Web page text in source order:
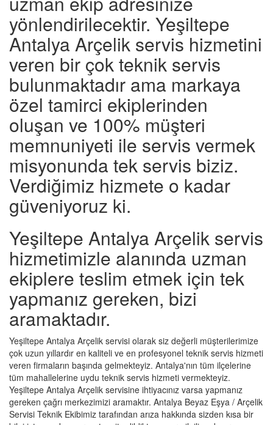
yönlendirilecektir. Yeşiltepe
Antalya Arçelik servis hizmetini
veren bir çok teknik servis
bulunmaktadır ama markaya
özel tamirci ekiplerinden
oluşan ve 100% müşteri
memnuniyeti ile servis vermek
misyonunda tek servis biziz.
Verdiğimiz hizmete o kadar
güveniyoruz ki.
Yeşiltepe Antalya Arçelik servis
hizmetimizle alanında uzman
ekiplere teslim etmek için tek
yapmanız gereken, bizi
aramaktadır.
Yeşiltepe Antalya Arçelik servisi olarak siz değerli müşterilerimize
çok uzun yıllardır en kaliteli ve en profesyonel teknik servis hizmeti
veren firmaların başında gelmekteyiz. Antalya'nın tüm ilçelerine
tüm mahallelerine uydu teknik servis hizmeti vermekteyiz.
Yeşiltepe Antalya Arçelik servisine ihtiyacınız varsa yapmanız
gereken çağrı merkezimizi aramaktır. Antalya Beyaz Eşya / Arçelik
Servisi Teknik Ekibimiz tarafından arıza hakkında sizden kısa bir